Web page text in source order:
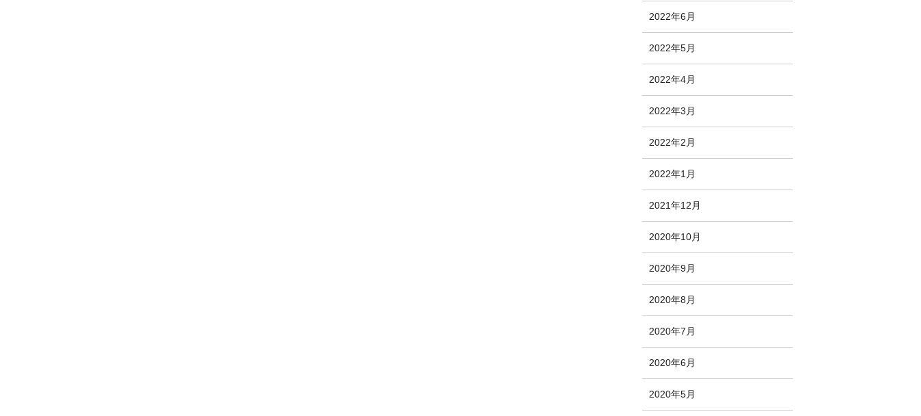
2022年6月
2022年5月
2022年4月
2022年3月
2022年2月
2022年1月
2021年12月
2020年10月
2020年9月
2020年8月
2020年7月
2020年6月
2020年5月